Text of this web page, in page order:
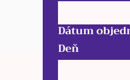
Dátum
Deň